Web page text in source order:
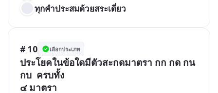
ทุกคำประสมด้วยสระเดี่ยว
# 10 เลือกประเภท
ประโยคในข้อใดมีตัวสะกดมาตรา กก กด กน
กบ  ครบทั้ง
๔ มาตรา